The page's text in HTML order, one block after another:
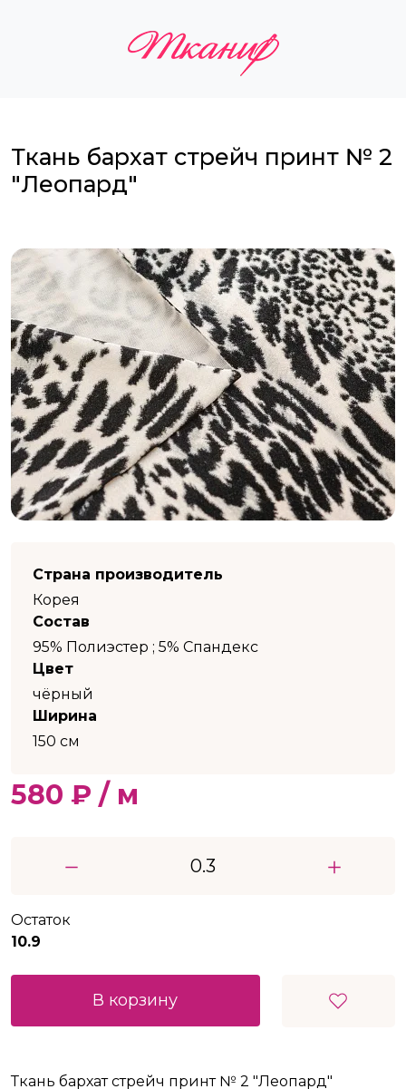
Ткань бархат стрейч принт № 2
"Леопард"
Страна производитель
Корея
Состав
95% Полиэстер ; 5% Спандекс
Цвет
чёрный
Ширина
150 см
580 ₽ / м
Остаток
10.9
В корзину
Ткань бархат стрейч принт № 2 "Леопард"